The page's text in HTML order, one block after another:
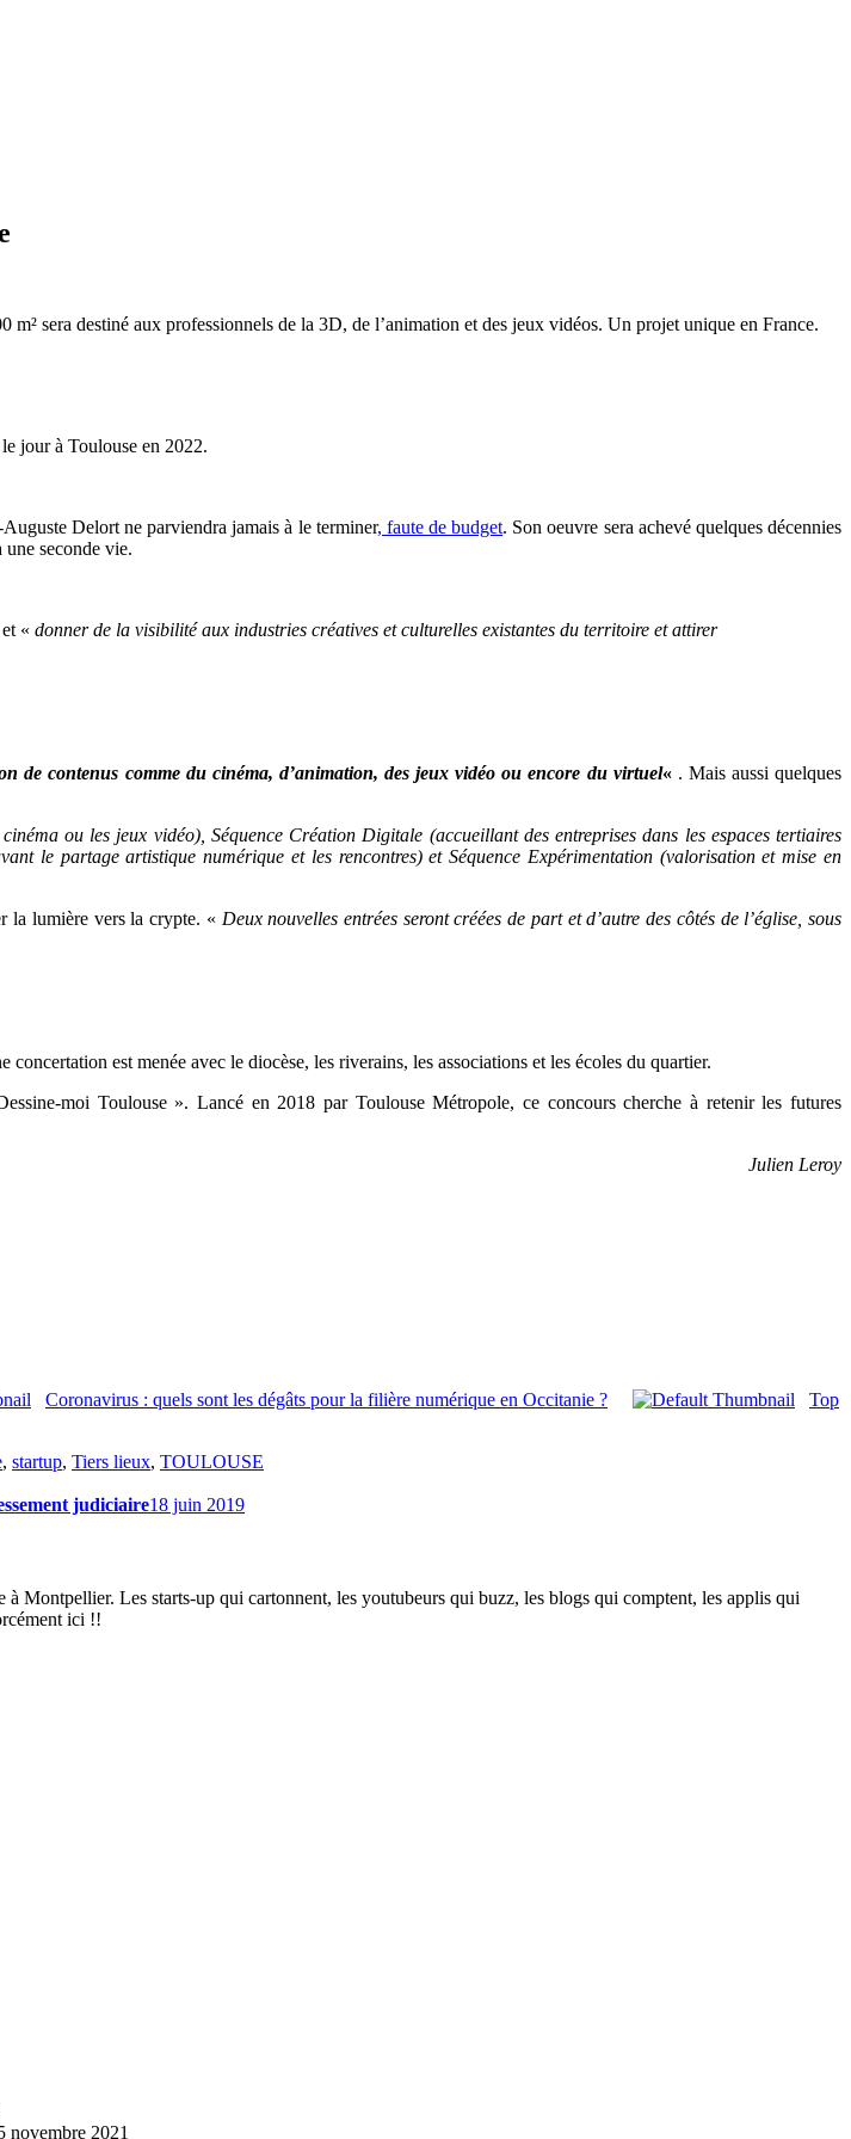
sera destiné aux professionnels de la 3D, de l’animation et des jeux vidéos. Un projet unique en France.
jour à Toulouse en 2022.
Delort ne parviendra jamais à le terminer, faute de budget. Son oeuvre sera achevé quelques décennies
seconde vie.
« donner de la visibilité aux industries créatives et culturelles existantes du territoire et attirer
de contenus comme du cinéma, d’animation, des jeux vidéo ou encore du virtuel« . Mais aussi quelques
ou les jeux vidéo), Séquence Création Digitale (accueillant des entreprises dans les espaces tertiaires
le partage artistique numérique et les rencontres) et Séquence Expérimentation (valorisation et mise en
la lumière vers la crypte. « Deux nouvelles entrées seront créées de part et d’autre des côtés de l’église, sous
est menée avec le diocèse, les riverains, les associations et les écoles du quartier.
moi Toulouse ». Lancé en 2018 par Toulouse Métropole, ce concours cherche à retenir les futures
Julien Leroy
Coronavirus : quels sont les dégâts pour la filière numérique en Occitanie ?
Top
, startup, Tiers lieux, TOULOUSE
judiciaire18 juin 2019
Montpellier. Les starts-up qui cartonnent, les youtubeurs qui buzz, les blogs qui comptent, les applis qui
ici !!
novembre 2021